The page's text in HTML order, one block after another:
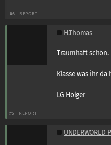
#6 REPORT
H.Thomas
Traumhaft schön.
Klasse was ihr
LG Holger
#5 REPORT
UNDERWORLD